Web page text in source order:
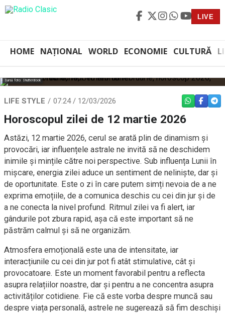
LIVE
HOME NAȚIONAL WORLD ECONOMIE CULTURĂ
Sursă foto: Shutterstock
LIFE STYLE 07:24 / 12/03/2026 WHATSAPP
Horoscopul zilei de 12 martie 2026
Astăzi, 12 martie 2026, cerul se arată plin de dinamism și
provocări, iar influențele astrale ne invită să ne deschidem
inimile și mințile către noi perspective. Sub influența Lunii în
mișcare, energia zilei aduce un sentiment de neliniște, dar și
de oportunitate. Este o zi în care putem simți nevoia de a ne
exprima emoțiile, de a comunica deschis cu cei din jur și de
a ne conecta la nivel profund. Ritmul zilei va fi alert, iar
gândurile pot zbura rapid, așa că este important să ne
păstrăm calmul și să ne organizăm.
Atmosfera emoțională este una de intensitate, iar
interacțiunile cu cei din jur pot fi atât stimulative, cât și
provocatoare. Este un moment favorabil pentru a reflecta
asupra relațiilor noastre, dar și pentru a ne concentra asupra
activităților cotidiene. Fie că este vorba despre muncă sau
despre viața personală, astrele ne sugerează să fim deschiși